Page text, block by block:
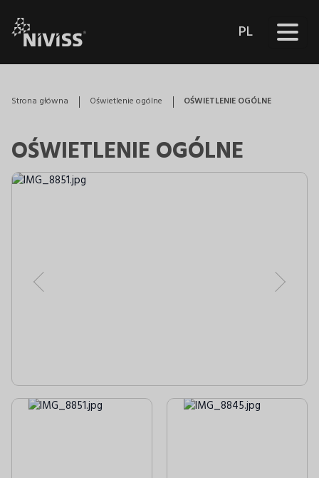
PL
Strona główna Oświetlenie ogólne OŚWIETLENIE OGÓLNE
OŚWIETLENIE OGÓLNE